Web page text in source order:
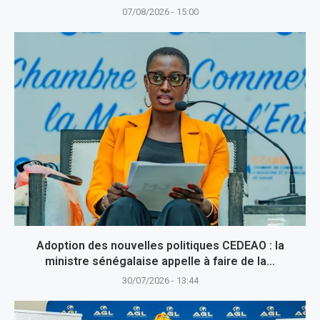
07/08/2026 - 15:00
Adoption des nouvelles politiques CEDEAO : la
ministre sénégalaise appelle à faire de la...
30/07/2026 - 13:44